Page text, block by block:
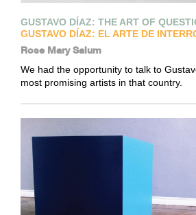
GUSTAVO DÍAZ: THE ART OF
GUSTAVO DÍAZ: EL ARTE DE
Rose Mary Salum
We had the opportunity to talk to
most promising artists in